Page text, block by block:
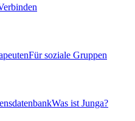
Für soziale Gruppen
Was ist Junga?